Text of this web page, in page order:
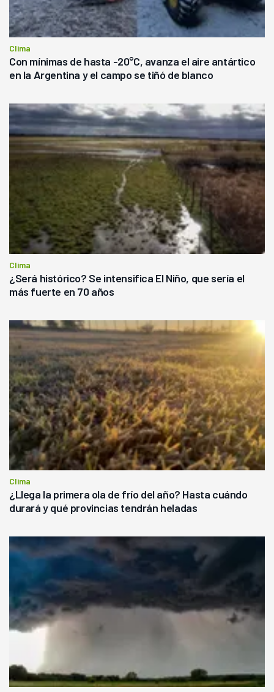
Clima
Con mínimas de hasta -20°C, avanza el aire antártico
en la Argentina y el campo se tiñó de blanco
Clima
¿Será histórico? Se intensifica El Niño, que sería el
más fuerte en 70 años
Clima
¿Llega la primera ola de frío del año? Hasta cuándo
durará y qué provincias tendrán heladas